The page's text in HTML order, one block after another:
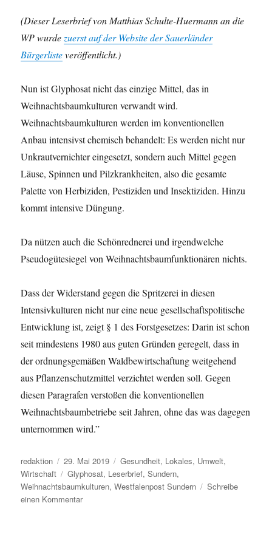
(Dieser Leserbrief von Matthias Schulte-Huermann an die
WP wurdezuerst auf der Website der Sauerländer
Bürgerlisteveröffentlicht.)
Nun ist Glyphosat nicht das einzige Mittel, das in
Weihnachtsbaumkulturen verwandt wird.
Weihnachtsbaumkulturen werden im konventionellen
Anbau intensivst chemisch behandelt: Es werden nicht nur
Unkrautvernichter eingesetzt, sondern auch Mittel gegen
Läuse, Spinnen und Pilzkrankheiten, also die gesamte
Palette von Herbiziden, Pestiziden und Insektiziden. Hinzu
kommt intensive Düngung.
Da nützen auch die Schönrednerei und irgendwelche
Pseudogütesiegel von Weihnachtsbaumfunktionären nichts.
Dass der Widerstand gegen die Spritzerei in diesen
Intensivkulturen nicht nur eine neue gesellschaftspolitische
Entwicklung ist, zeigt § 1 des Forstgesetzes: Darin ist schon
seit mindestens 1980 aus guten Gründen geregelt, dass in
der ordnungsgemäßen Waldbewirtschaftung weitgehend
aus Pflanzenschutzmittel verzichtet werden soll. Gegen
diesen Paragrafen verstoßen die konventionellen
Weihnachtsbaumbetriebe seit Jahren, ohne das was dagegen
unternommen wird.”
Autor
redaktion
Veröffentlicht
am
29. Mai 2019 Kategorien
Gesundheit, Lokales, Umwelt,
Wirtschaft
Schlagwörter
Glyphosat, Leserbrief,Sundern,
Weihnachtsbaumkulturen,Westfalenpost Sundern
Schreibe
einen Kommentarzu